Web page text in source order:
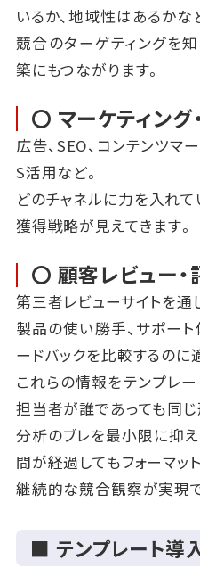
いるか、地域性はあるかな
競合のターゲティングを
築にもつながります。
〇 マーケティング
広告、SEO、コンテンツマ
S活用など。
どのチャネルに力を入れ
獲得戦略が見えてきます。
〇 顧客レビュー・
第三者レビューサイトを通
製品の使い勝手、サポート
ードバックを比較するのに
これらの情報をテンプレー
担当者が誰であっても同
分析のブレを最小限に抑え
間が経過してもフォーマッ
継続的な競合観察が実現で
■ テンプレート導